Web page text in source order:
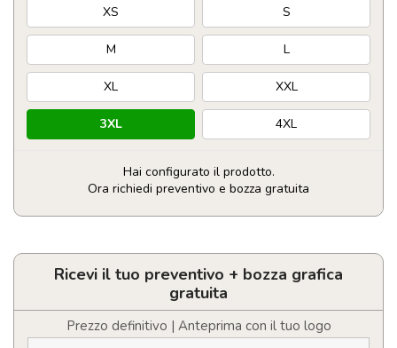
XS S
M L
XL XXL
3XL 4XL
Hai configurato il prodotto.
Ora richiedi preventivo e bozza gratuita
Maglietta
in
cotone
quantità
Ricevi il tuo preventivo + bozza grafica
gratuita
Prezzo definitivo | Anteprima con il tuo logo